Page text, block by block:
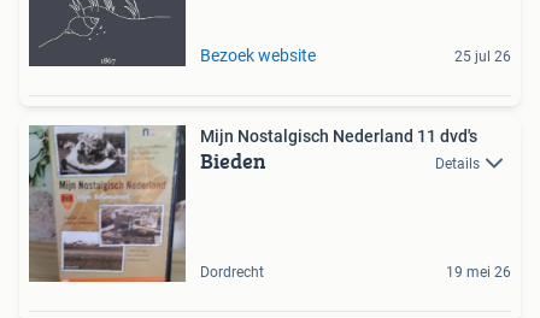
Bezoek website 25 jul 26
Mijn Nostalgisch Nederland 11 dvd's
Bieden Details
Dordrecht 19 mei 26